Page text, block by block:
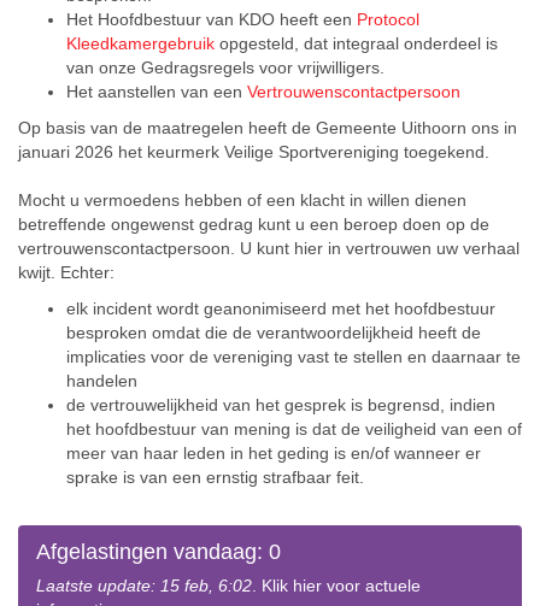
Het Hoofdbestuur van KDO heeft een Protocol
Kleedkamergebruik opgesteld, dat integraal onderdeel is
van onze Gedragsregels voor vrijwilligers.
Het aanstellen van een Vertrouwenscontactpersoon
Op basis van de maatregelen heeft de Gemeente Uithoorn ons in
januari 2026 het keurmerk Veilige Sportvereniging toegekend.
Mocht u vermoedens hebben of een klacht in willen dienen
betreffende ongewenst gedrag kunt u een beroep doen op de
vertrouwenscontactpersoon. U kunt hier in vertrouwen uw verhaal
kwijt. Echter:
elk incident wordt geanonimiseerd met het hoofdbestuur
besproken omdat die de verantwoordelijkheid heeft de
implicaties voor de vereniging vast te stellen en daarnaar te
handelen
de vertrouwelijkheid van het gesprek is begrensd, indien
het hoofdbestuur van mening is dat de veiligheid van een of
meer van haar leden in het geding is en/of wanneer er
sprake is van een ernstig strafbaar feit.
Afgelastingen vandaag: 0
Laatste update: 15 feb, 6:02. Klik hier voor actuele